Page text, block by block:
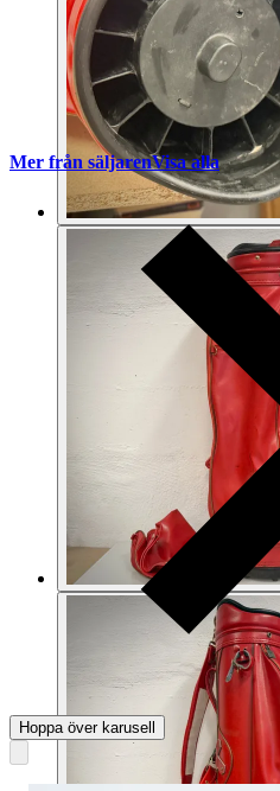
Mer från säljarenVisa alla
Hoppa över karusell